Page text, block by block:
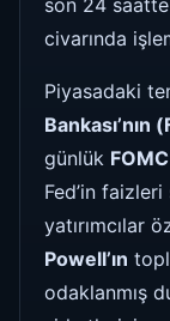
civarında
Piyasadaki
Bankası’nın
günlük
Fed’in
yatırımcılar
Powell’ın
odaklanmış